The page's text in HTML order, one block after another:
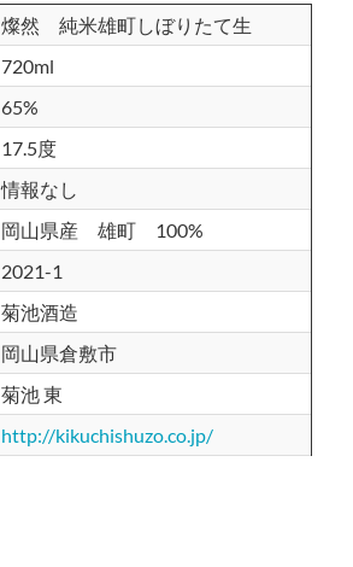
燦然 純米雄町しぼりたて生
720ml
65%
17.5度
情報なし
岡山県産 雄町 100%
2021-1
菊池酒造
岡山県倉敷市
菊池 東
http://kikuchishuzo.co.jp/